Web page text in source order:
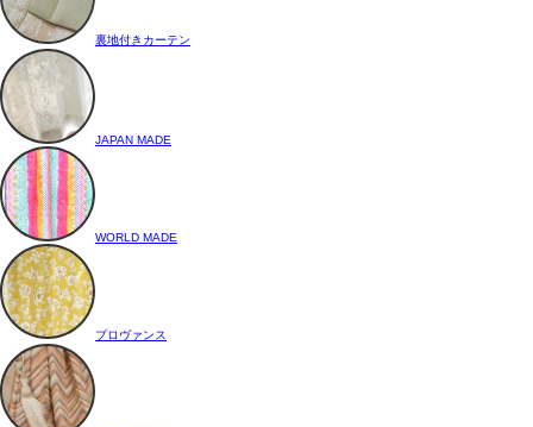
裏地付きカーテン
JAPAN MADE
WORLD MADE
プロヴァンス